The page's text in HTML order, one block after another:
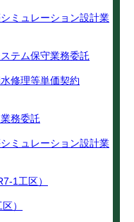
ミュレーション設計業
テム保守業務委託
修理等単価契約
務委託
ミュレーション設計業
1工区）
）